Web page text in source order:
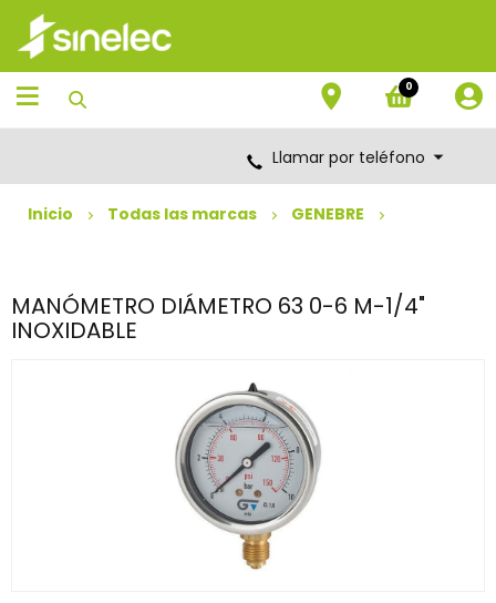
Saltar
contenido
Saltar
menú
de
navegación
0
Llamar por teléfono
Inicio Todas las marcas GENEBRE
MANÓMETRO DIÁMETRO 63 0-6 M-1/4"
INOXIDABLE